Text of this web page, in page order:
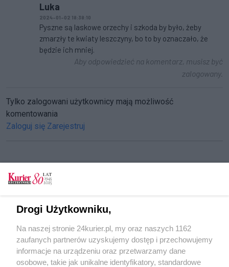
Luka
2024-01-02 18:38:10
Pyszne są laskowe orzechy i szkoda by było, żeby
zmarzły te kwiaty leszczyny, bo to by oznaczało, że
będzie ich mniej.
Aby odpowiedzieć na komentarz, musisz być
zalogowany.
Tylko zalogowani użytkownicy mają możliwość
komentowania
Zaloguj się Zarejestruj
CZYTAJ TAKŻE
Leszczynę
Niecodzienny widok: kaprysy natury
Anomalia na remis
Drogi Użytkowniku,
Na naszej stronie 24kurier.pl, my oraz naszych 1162
zaufanych partnerów uzyskujemy dostęp i przechowujemy
informacje na urządzeniu oraz przetwarzamy dane
osobowe, takie jak unikalne identyfikatory, standardowe